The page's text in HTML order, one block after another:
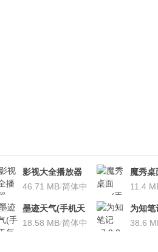
影视大全播放器
v3.1.7 安卓版
46.71 MB/简体中
魔秀
桌面
11.4
墨迹天气(手机天
气软
18.58 MB/简体中
为知
装本地
38.6